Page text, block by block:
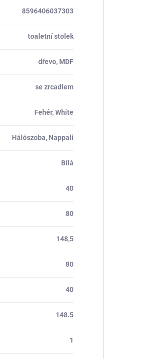
8596406037303
toaletní stolek
dřevo, MDF
se zrcadlem
Fehér, White
Hálószoba, Nappali
Bílá
40
80
148,5
80
40
148.5
1